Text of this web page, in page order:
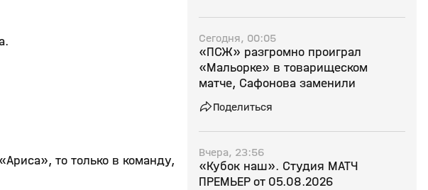
то только в команду,
Сегодня, 00:05
«ПСЖ» разгромно проиграл
«Мальорке» в товарищеском
матче, Сафонова заменили
Поделиться
Вчера, 23:56
«Кубок наш». Студия МАТЧ
ПРЕМЬЕР от 05.08.2026